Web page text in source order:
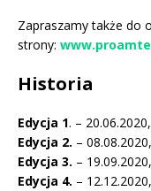
Zapraszamy także do
strony:
Historia
Edycja 1. –
Edycja 2. –
Edycja 3. –
Edycja 4. –